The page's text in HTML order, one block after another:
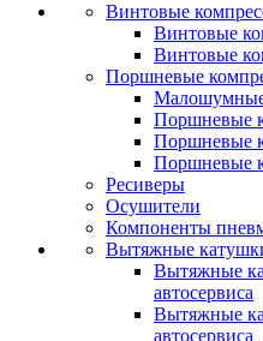
Винтовые
Винтовые
Винтовые
Поршневые
Поршневые
Поршневые
Поршневые
Ресиверы
Осушители
Компоненты
Вытяжные
Вытяжные
автосервиса
Вытяжные
автосервиса